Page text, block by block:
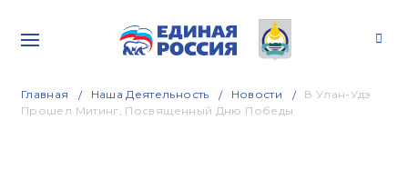
Главная Наша Деятельность Новости
В Улан-Удэ
Прошел Митинг, Посвященный Дню Победы